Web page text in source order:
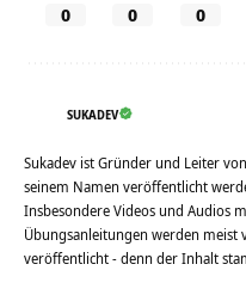
0 0 0
SUKADEV
Sukadev ist Gründer und Leiter
seinem Namen veröffentlicht
Insbesondere Videos und Audios
Übungsanleitungen werden meist
veröffentlicht - denn der Inhalt